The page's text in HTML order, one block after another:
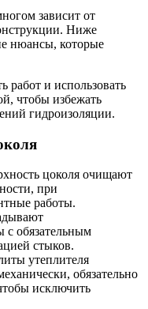
зависит от
Ниже
нюансы, которые
работ и использовать
чтобы избежать
гидроизоляции.
цоколя очищают
при
работы.
с обязательным
стыков.
утеплителя
обязательно
исключить